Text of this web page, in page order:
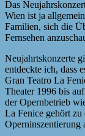
Das
Wien ist ja
Familien, sich die
Fernsehen
Neujahrtskonzerte
entdeckte ich, dass
Gran Teatro La
Theater 1996 bis
der Opernbetrieb
La Fenice gehört
Operninszentierung